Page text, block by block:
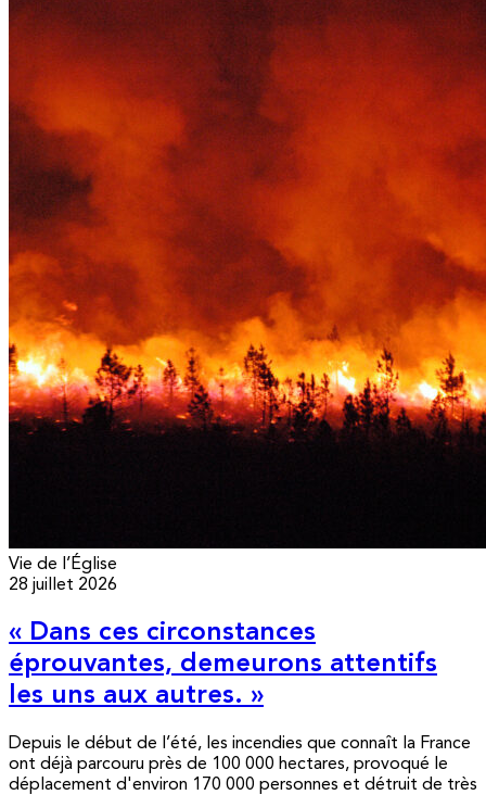
Vie de l’Église
28 juillet 2026
« Dans ces circonstances
éprouvantes, demeurons attentifs
les uns aux autres. »
Depuis le début de l’été, les incendies que connaît la France
ont déjà parcouru près de 100 000 hectares, provoqué le
déplacement d'environ 170 000 personnes et détruit de très